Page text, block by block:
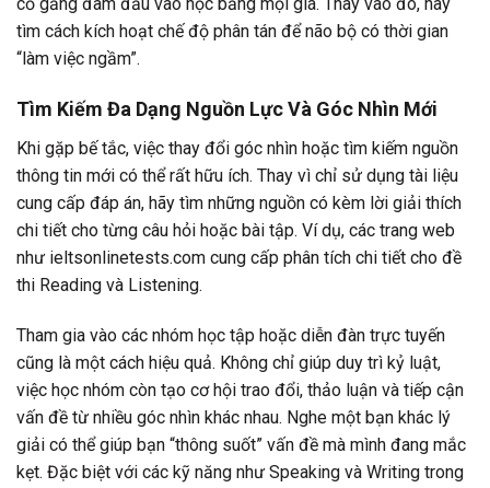
tìm cách kích hoạt chế độ phân tán để não bộ có thời gian
“làm việc ngầm”.
Tìm Kiếm Đa Dạng Nguồn Lực Và Góc Nhìn Mới
Khi gặp bế tắc, việc thay đổi góc nhìn hoặc tìm kiếm nguồn
thông tin mới có thể rất hữu ích. Thay vì chỉ sử dụng tài liệu
cung cấp đáp án, hãy tìm những nguồn có kèm lời giải thích
chi tiết cho từng câu hỏi hoặc bài tập. Ví dụ, các trang web
như ieltsonlinetests.com cung cấp phân tích chi tiết cho đề
thi Reading và Listening.
Tham gia vào các nhóm học tập hoặc diễn đàn trực tuyến
cũng là một cách hiệu quả. Không chỉ giúp duy trì kỷ luật,
việc học nhóm còn tạo cơ hội trao đổi, thảo luận và tiếp cận
vấn đề từ nhiều góc nhìn khác nhau. Nghe một bạn khác lý
giải có thể giúp bạn “thông suốt” vấn đề mà mình đang mắc
kẹt. Đặc biệt với các kỹ năng như Speaking và Writing trong